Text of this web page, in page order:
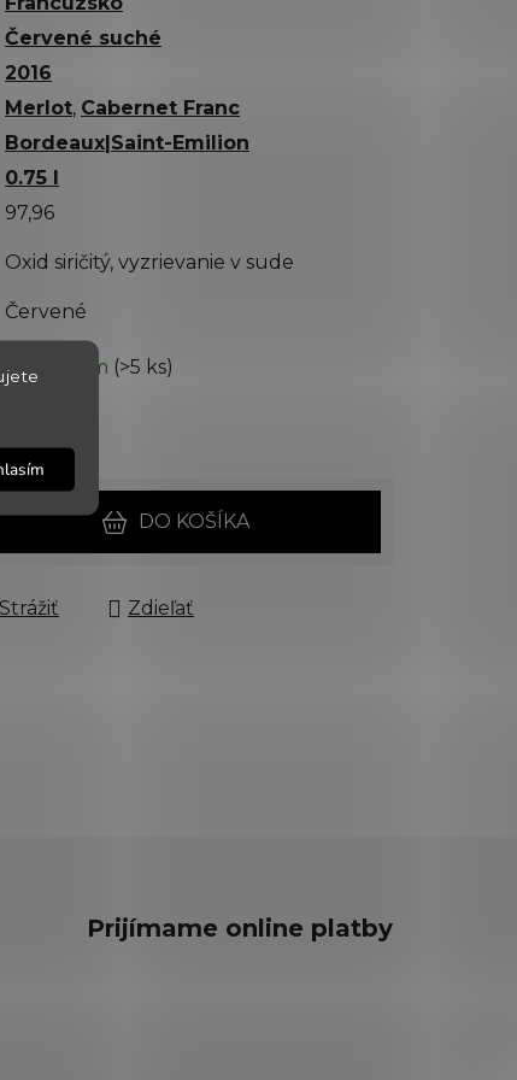
Červené suché
2016
Merlot, Cabernet Franc
Bordeaux|Saint-Emilion
0.75 l
97,96
Oxid siričitý, vyzrievanie v sude
Červené
✅ Skladom (>5 ks)
DO KOŠÍKA
Strážiť Zdieľať
Prijímame online platby